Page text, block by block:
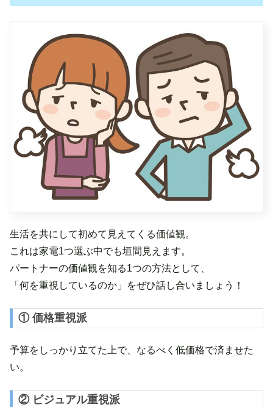
生活を共にして初めて見えてくる価値観。
これは家電1つ選ぶ中でも垣間見えます。
パートナーの価値観を知る1つの方法として、
「何を重視しているのか」をぜひ話し合いましょう！
① 価格重視派
予算をしっかり立てた上で、なるべく低価格で済ませた
い。
② ビジュアル重視派